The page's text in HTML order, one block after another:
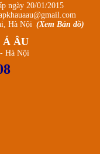
ngày 20/01/2015
Hà Nội (Xem Bản đồ)
Á ÂU
Hà Nội